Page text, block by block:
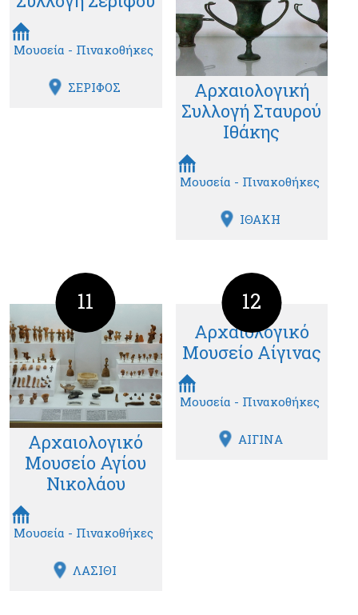
Μουσεία - Πινακοθήκες
ΣΕΡΙΦΟΣ
Αρχαιολογική
Συλλογή Σταυρού
Ιθάκης
Μουσεία - Πινακοθήκες
ΙΘΑΚΗ
11
Αρχαιολογικό
Μουσείο Αγίου
Νικολάου
Μουσεία - Πινακοθήκες
ΛΑΣΙΘΙ
12
Αρχαιολογικό
Μουσείο Αίγινας
Μουσεία - Πινακοθήκες
ΑΙΓΙΝΑ